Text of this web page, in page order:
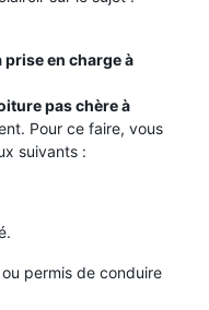
en charge à
pas chère à
Pour ce faire, vous
suivants :
permis de conduire